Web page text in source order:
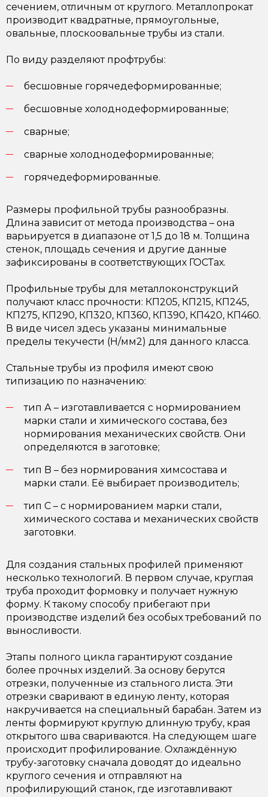
сечением, отличным от круглого. Металлопрокат
производит квадратные, прямоугольные,
овальные, плоскоовальные трубы из стали.
По виду разделяют профтрубы:
бесшовные горячедеформированные;
бесшовные холоднодеформированные;
сварные;
сварные холоднодеформированные;
горячедеформированные.
Размеры профильной трубы разнообразны.
Длина зависит от метода производства – она
варьируется в диапазоне от 1,5 до 18 м. Толщина
стенок, площадь сечения и другие данные
зафиксированы в соответствующих ГОСТах.
Профильные трубы для металлоконструкций
получают класс прочности: КП205, КП215, КП245,
КП275, КП290, КП320, КП360, КП390, КП420, КП460.
В виде чисел здесь указаны минимальные
пределы текучести (Н/мм2) для данного класса.
Стальные трубы из профиля имеют свою
типизацию по назначению:
тип А – изготавливается с нормированием
марки стали и химического состава, без
нормирования механических свойств. Они
определяются в заготовке;
тип B – без нормирования химсостава и
марки стали. Её выбирает производитель;
тип C – с нормированием марки стали,
химического состава и механических свойств
заготовки.
Для создания стальных профилей применяют
несколько технологий. В первом случае, круглая
труба проходит формовку и получает нужную
форму. К такому способу прибегают при
производстве изделий без особых требований по
выносливости.
Этапы полного цикла гарантируют создание
более прочных изделий. За основу берутся
отрезки, полученные из стального листа. Эти
отрезки сваривают в единую ленту, которая
накручивается на специальный барабан. Затем из
ленты формируют круглую длинную трубу, края
открытого шва свариваются. На следующем шаге
происходит профилирование. Охлаждённую
трубу-заготовку сначала доводят до идеально
круглого сечения и отправляют на
профилирующий станок, где изготавливают